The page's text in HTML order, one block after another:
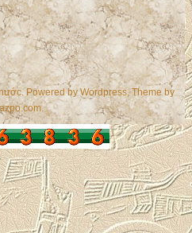
Powered byWordpress , Theme by
.